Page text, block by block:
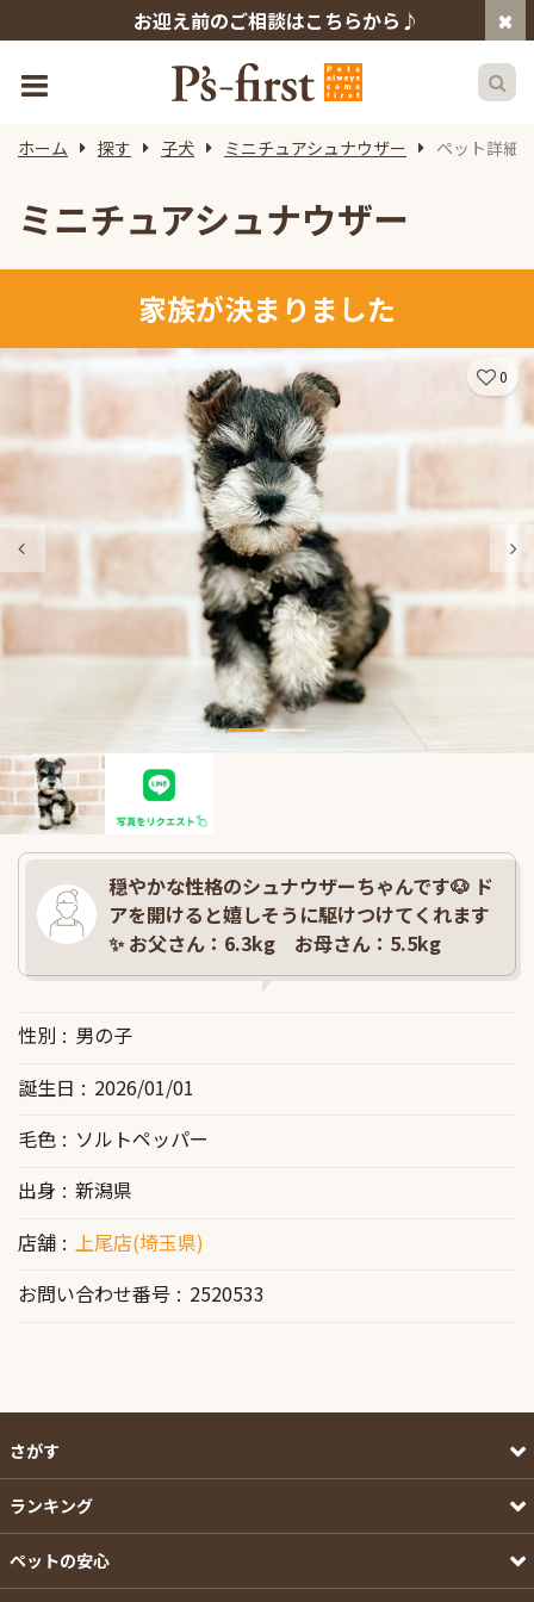
お迎え前のご相談はこちらから♪
ホーム 探す 子犬 ミニチュアシュナウザー ペット詳細
ミニチュアシュナウザー
家族が決まりました
0
穏やかな性格のシュナウザーちゃんです🐶 ド
アを開けると嬉しそうに駆けつけてくれます
✨ お父さん：6.3kg お母さん：5.5kg
性別
男の子
誕生日
2026/01/01
毛色
ソルトペッパー
出身
新潟県
店舗
上尾店(埼玉県)
お問い合わせ番号
2520533
さがす
ランキング
ペットの安心